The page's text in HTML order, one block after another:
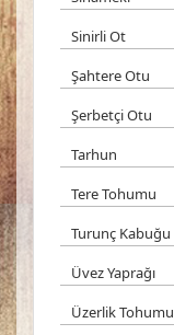
Sinirli Ot
Şahtere Otu
Şerbetçi Otu
Tarhun
Tere Tohumu
Turunç Kabuğu
Üvez Yaprağı
Üzerlik Tohumu